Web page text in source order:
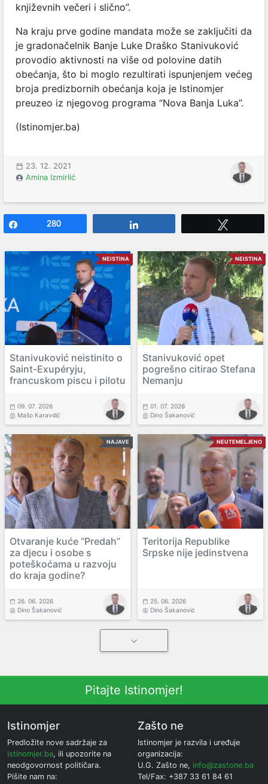
književnih večeri i slično”.
Na kraju prve godine mandata može se zaključiti da
je gradonačelnik Banje Luke Draško Stanivuković
provodio aktivnosti na više od polovine datih
obećanja, što bi moglo rezultirati ispunjenjem većeg
broja predizbornih obećanja koja je Istinomjer
preuzeo iz njegovog programa “Nova Banja Luka”.
(Istinomjer.ba)
23. 12. 2021
Amina Izmirlić
280
NEISTINA
Stanivuković neistinito o
Saint-Exupéryju,
francuskom piscu i pilotu
09. 07. 2026
Mašo Karavdić
NEISTINA
Stanivuković opet
pogrešno citirao Stefana
Nemanju
01. 07. 2026
Dino Šakanović
NAJAVE
Otvaranje kuće “Predah”
za djecu i osobe s
poteškoćama u razvoju
do kraja godine?
26. 06. 2026
Dino Šakanović
NEUTEMELJENO
Teritorija Republike
Srpske nije jedinstvena
25. 06. 2026
Dino Šakanović
Pitajte Istinomjer!
Istinomjer
Predložite nove sadržaje za
istinomjer.ba, ili upozorite na
neodgovornost političara.
Pišite nam na:
Zašto ne
Istinomjer je razvila i uređuje
organizacija:
U.G. Zašto ne, info@zastone.ba
Tel/Fax: +387 33 61 84 61